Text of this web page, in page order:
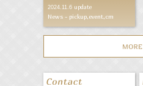
2024.11.6update
News - pickup,event,cm